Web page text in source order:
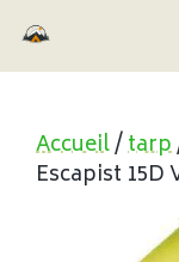
au
contenu
Accueil/tarp
Escapist 15D